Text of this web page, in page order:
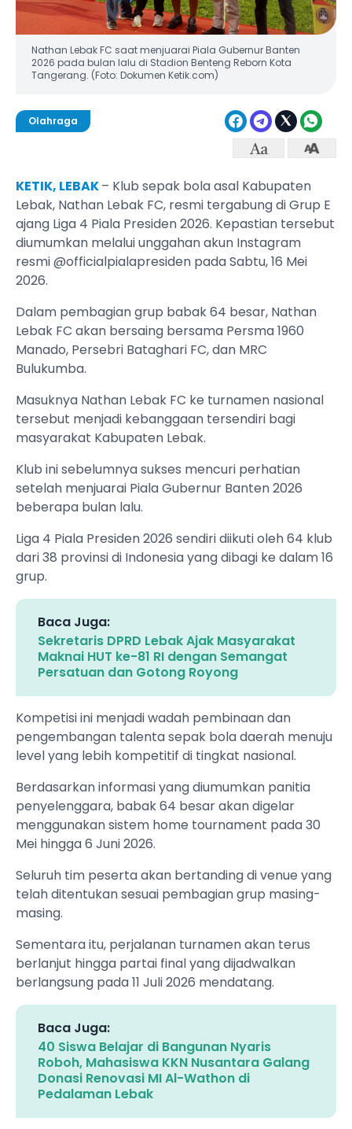
Nathan Lebak FC saat menjuarai Piala Gubernur Banten
2026 pada bulan lalu di Stadion Benteng Reborn Kota
Tangerang. (Foto: Dokumen Ketik.com)
Olahraga
KETIK, LEBAK– Klub sepak bola asal Kabupaten
Lebak, Nathan Lebak FC, resmi tergabung di Grup E
ajang Liga 4 Piala Presiden 2026. Kepastian tersebut
diumumkan melalui unggahan akun Instagram
resmi @officialpialapresiden pada Sabtu, 16 Mei
2026.
Dalam pembagian grup babak 64 besar, Nathan
Lebak FC akan bersaing bersama Persma 1960
Manado, Persebri Bataghari FC, dan MRC
Bulukumba.
Masuknya Nathan Lebak FC ke turnamen nasional
tersebut menjadi kebanggaan tersendiri bagi
masyarakat Kabupaten Lebak.
Klub ini sebelumnya sukses mencuri perhatian
setelah menjuarai Piala Gubernur Banten 2026
beberapa bulan lalu.
Liga 4 Piala Presiden 2026 sendiri diikuti oleh 64 klub
dari 38 provinsi di Indonesia yang dibagi ke dalam 16
grup.
Baca Juga:
Sekretaris DPRD Lebak Ajak Masyarakat
Maknai HUT ke-81 RI dengan Semangat
Persatuan dan Gotong Royong
Kompetisi ini menjadi wadah pembinaan dan
pengembangan talenta sepak bola daerah menuju
level yang lebih kompetitif di tingkat nasional.
Berdasarkan informasi yang diumumkan panitia
penyelenggara, babak 64 besar akan digelar
menggunakan sistem home tournament pada 30
Mei hingga 6 Juni 2026.
Seluruh tim peserta akan bertanding di venue yang
telah ditentukan sesuai pembagian grup masing-
masing.
Sementara itu, perjalanan turnamen akan terus
berlanjut hingga partai final yang dijadwalkan
berlangsung pada 11 Juli 2026 mendatang.
Baca Juga:
40 Siswa Belajar di Bangunan Nyaris
Roboh, Mahasiswa KKN Nusantara Galang
Donasi Renovasi MI Al-Wathon di
Pedalaman Lebak